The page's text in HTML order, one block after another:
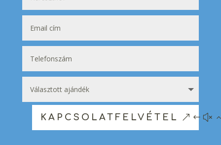
KAPCSOLATFELVÉTEL